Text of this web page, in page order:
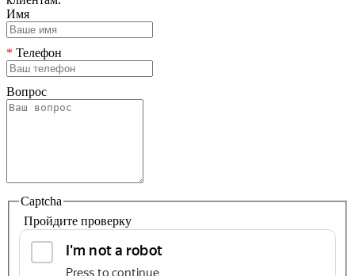
Имя
* Телефон
Вопрос
Captcha
Пройдите проверку